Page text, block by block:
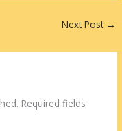
Next Post →
Required fields